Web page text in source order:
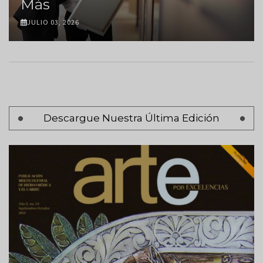
Más
JULIO 03, 2026
Descargue Nuestra Última Edición
Paginación